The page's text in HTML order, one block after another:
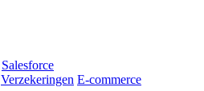
Salesforce
Verzekeringen E-commerce